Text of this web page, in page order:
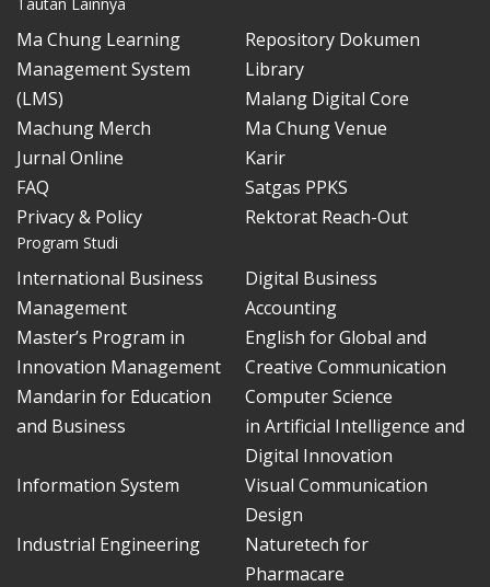
Ma Chung Learning
Management System
(LMS)
Repository Dokumen
Library
Malang Digital Core
Machung Merch
Ma Chung Venue
Jurnal Online
Karir
FAQ
Satgas PPKS
Privacy & Policy
Rektorat Reach-Out
Program Studi
International Business
Management
Digital Business
Accounting
Master’s Program in
Innovation Management
English for Global and
Creative Communication
Mandarin for Education
and Business
Computer Science
in Artificial Intelligence and
Digital Innovation
Information System
Visual Communication
Design
Industrial Engineering
Naturetech for
Pharmacare